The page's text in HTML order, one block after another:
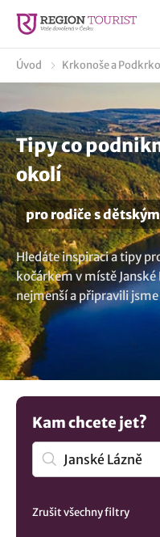
Úvod Krkonoše a
Tipy co
okolí
pro rodiče s
Hledáte inspiraci a tipy
kočárkem v místě Janské
nejmenší a připravili
pro výlety s miminkem
nápady vám poradí kam
zajistit, aby byla cesta
dítě. Naše tipy co
řadu míst, které jsou
cestovatele. A pokud
sebou dětskou krosničku.
Kam chcete jet?
Zrušit všechny filtry